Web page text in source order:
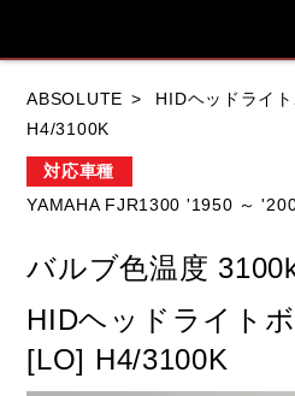
HONDA YAMAHA
KAWASAKI APRILIA
KTM TRIUMPH
ABSOLUTE
HIDヘッドライ
H4/3100K
対応車種
YAMAHA FJR1300 '1950 ～
バルブ色温度
HIDヘッドライト
[LO] H4/3100K